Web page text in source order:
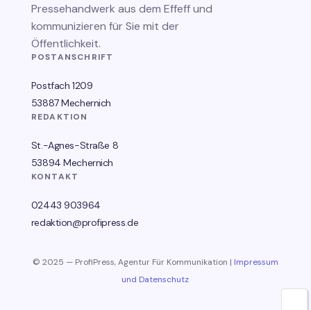
Pressehandwerk aus dem Effeff und
kommunizieren für Sie mit der
Öffentlichkeit.
POSTANSCHRIFT
Postfach 1209
53887 Mechernich
REDAKTION
St.-Agnes-Straße 8
53894 Mechernich
KONTAKT
02443 903964
redaktion@profipress.de
© 2025 — ProfiPress, Agentur Für Kommunikation | Impressum
und Datenschutz